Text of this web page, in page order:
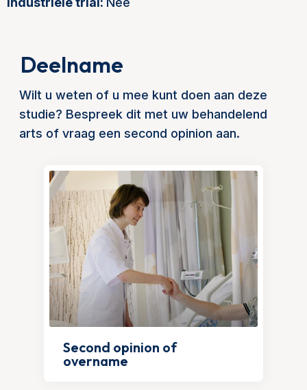
Deelname
Wilt u weten of u mee kunt doen aan deze
studie? Bespreek dit met uw behandelend
arts of vraag een second opinion aan.
Second opinion of
overname